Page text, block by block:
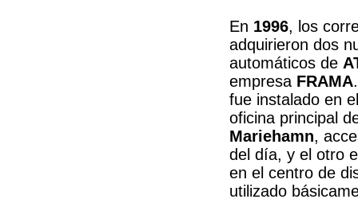
En 1996, los
adquirieron dos
automáticos de
empresa FRAMA
fue instalado en
oficina principal
Mariehamn,
del día, y el otro
en el centro de
utilizado